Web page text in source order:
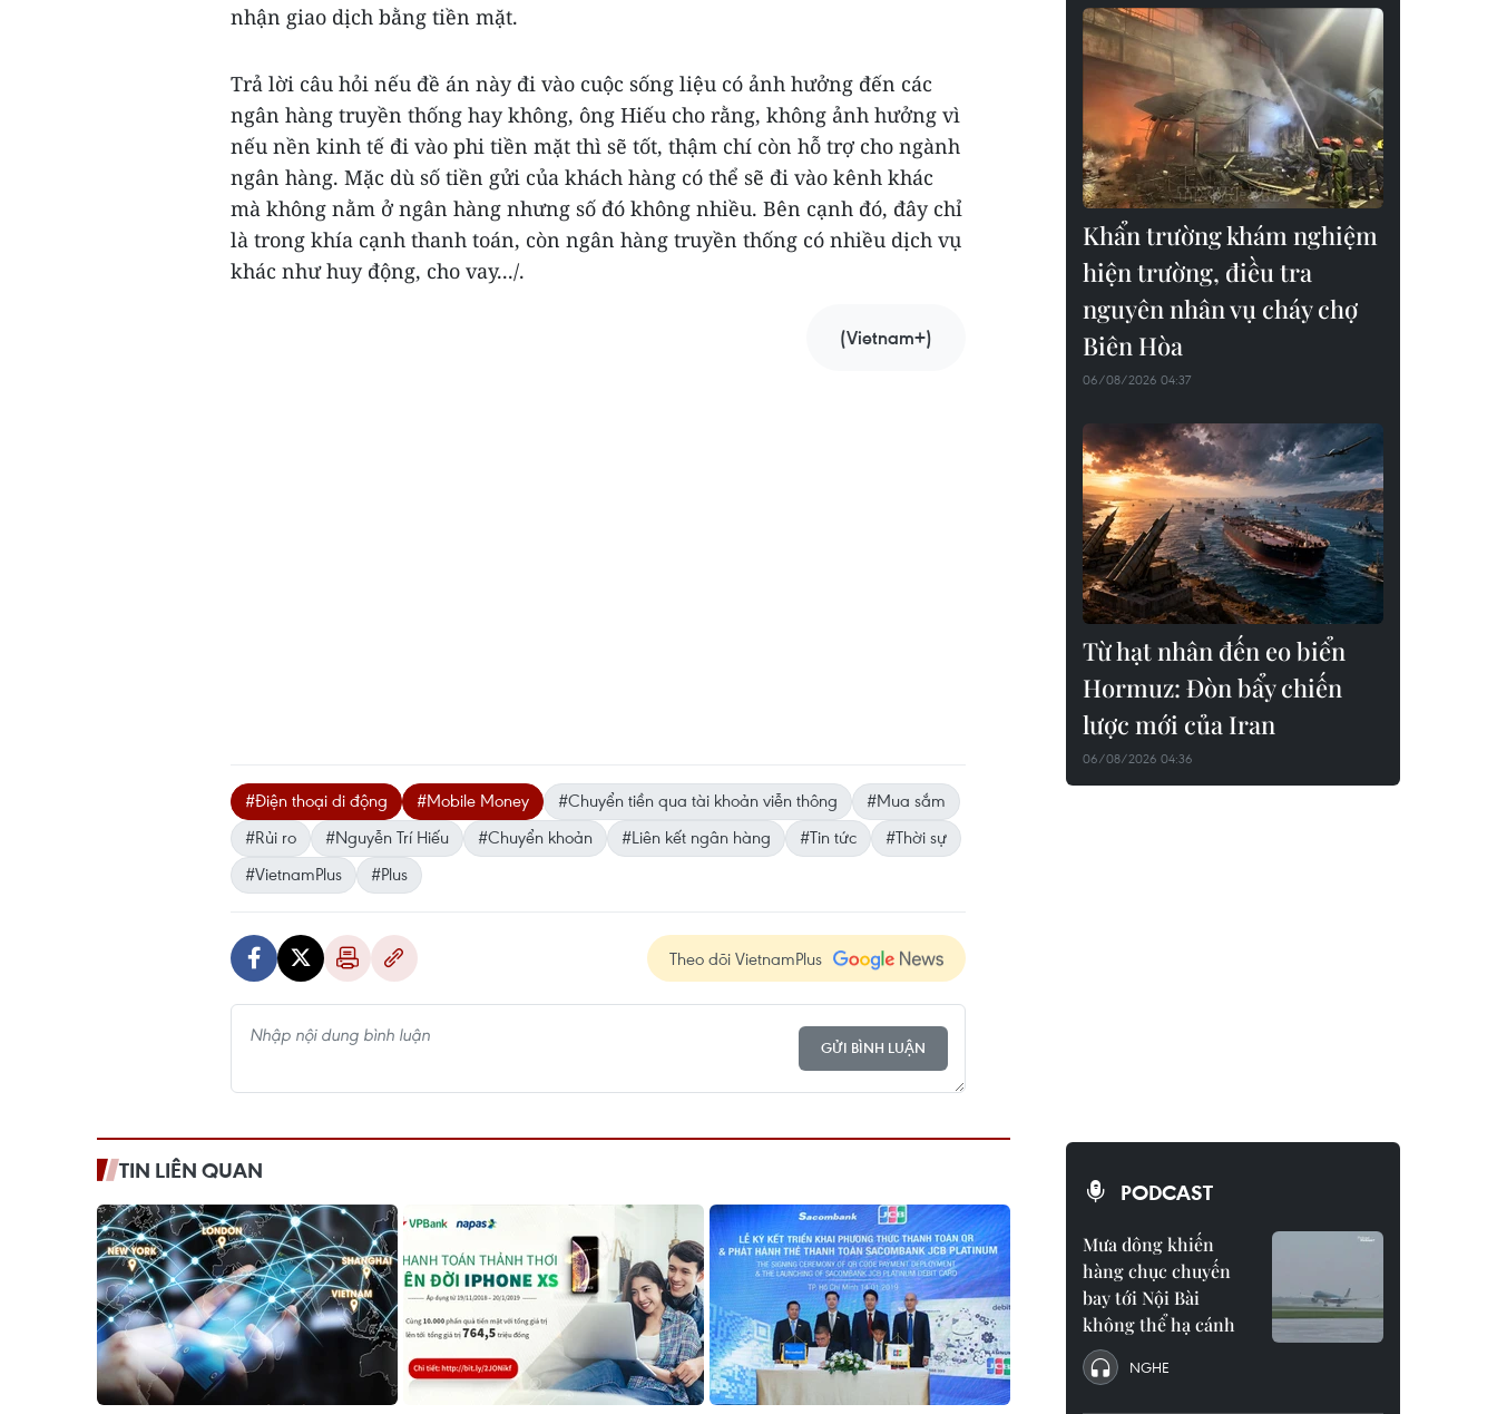
nhận giao dịch bằng tiền mặt.
Trả lời câu hỏi nếu đề án này đi vào cuộc sống liệu có ảnh hưởng đến các
ngân hàng truyền thống hay không, ông Hiếu cho rằng, không ảnh hưởng vì
nếu nền kinh tế đi vào phi tiền mặt thì sẽ tốt, thậm chí còn hỗ trợ cho ngành
ngân hàng. Mặc dù số tiền gửi của khách hàng có thể sẽ đi vào kênh khác
mà không nằm ở ngân hàng nhưng số đó không nhiều. Bên cạnh đó, đây chỉ
là trong khía cạnh thanh toán, còn ngân hàng truyền thống có nhiều dịch vụ
khác như huy động, cho vay.../.
(Vietnam+)
#Điện thoại di động #Mobile Money #Chuyển tiền qua tài khoản viễn thông
#Mua sắm
#Rủi ro
#Nguyễn Trí Hiếu #Chuyển khoản #Liên kết ngân hàng #Tin tức
#Thời sự
#VietnamPlus
#Plus
Theo dõi VietnamPlus
GỬI BÌNH LUẬN
TIN LIÊN QUAN
Khẩn trường khám nghiệm
hiện trường, điều tra
nguyên nhân vụ cháy chợ
Biên Hòa
06/08/2026 04:37
Từ hạt nhân đến eo biển
Hormuz: Đòn bẩy chiến
lược mới của Iran
06/08/2026 04:36
PODCAST
Mưa dông khiến
hàng chục chuyến
bay tới Nội Bài
không thể hạ cánh
NGHE